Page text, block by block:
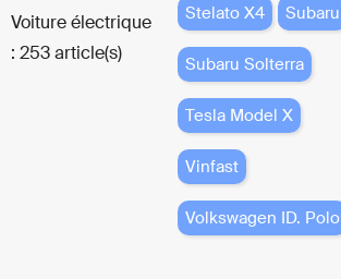
Voiture électrique
: 253 article(s)
Stelato X4 Subaru
Subaru Solterra
Tesla Model X
Vinfast
Volkswagen ID. Polo